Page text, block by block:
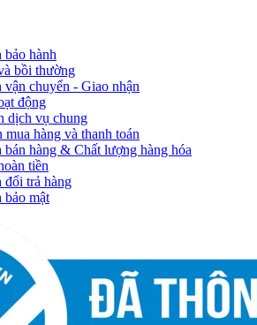
bảo hành
bồi thường
vận chuyển - Giao nhận
động
dịch vụ chung
mua hàng và thanh toán
bán hàng & Chất lượng hàng hóa
tiền
đổi trả hàng
bảo mật